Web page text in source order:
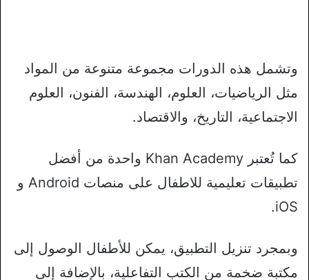
وتشمل هذه الدورات مجموعة متنوعة من المواد
مثل الرياضيات، العلوم، الهندسة، الفنون، العلوم
الاجتماعية، التاريخ، والاقتصاد.
كما تُعتبر Khan Academy واحدة من أفضل
تطبيقات تعليمية للاطفال على منصات Android و
iOS.
وبمجرد تنزيل التطبيق، يمكن للأطفال الوصول إلى
مكتبة ضخمة من الكتب التفاعلية، بالإضافة إلى